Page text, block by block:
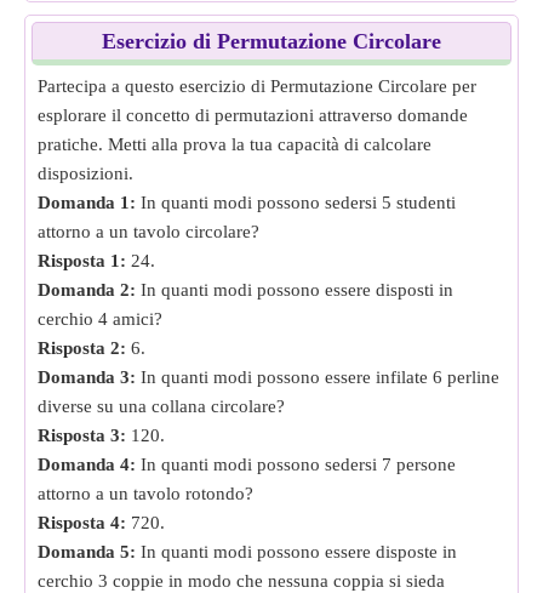
Esercizio di Permutazione Circolare
Partecipa a questo esercizio di Permutazione Circolare per
esplorare il concetto di permutazioni attraverso domande
pratiche. Metti alla prova la tua capacità di calcolare
disposizioni.
Domanda 1: In quanti modi possono sedersi 5 studenti
attorno a un tavolo circolare?
Risposta 1: 24.
Domanda 2: In quanti modi possono essere disposti in
cerchio 4 amici?
Risposta 2: 6.
Domanda 3: In quanti modi possono essere infilate 6 perline
diverse su una collana circolare?
Risposta 3: 120.
Domanda 4: In quanti modi possono sedersi 7 persone
attorno a un tavolo rotondo?
Risposta 4: 720.
Domanda 5: In quanti modi possono essere disposte in
cerchio 3 coppie in modo che nessuna coppia si sieda